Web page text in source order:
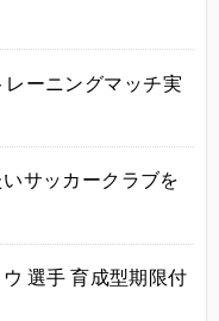
レーニングマッチ実
サッカークラブを
選手 育成型期限付